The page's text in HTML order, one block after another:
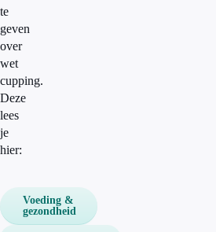
te
geven
over
wet
cupping.
Deze
lees
je
hier:
Voeding &
gezondheid